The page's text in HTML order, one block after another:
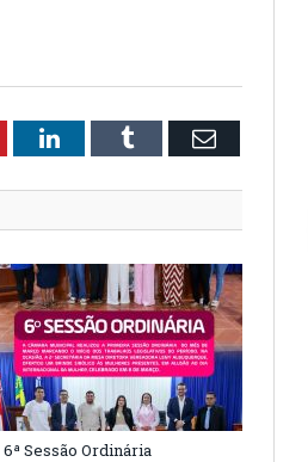
LinkedInTumblr Email
6ª Sessão Ordinária